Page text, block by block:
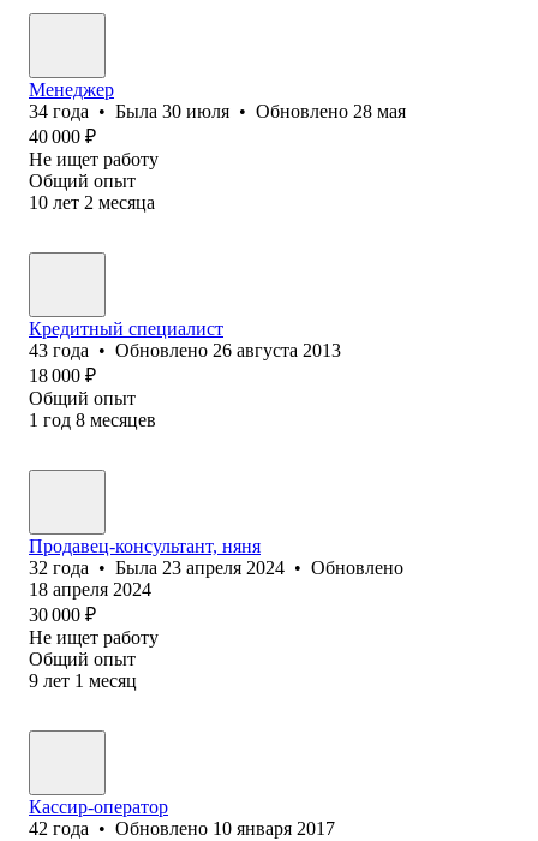
Менеджер
34 года • Была 30 июля • Обновлено 28 мая
40 000 ₽
Не ищет работу
Общий опыт
10 лет 2 месяца
Кредитный специалист
43 года • Обновлено 26 августа 2013
18 000 ₽
Общий опыт
1 год 8 месяцев
Продавец-консультант, няня
32 года • Была 23 апреля 2024 • Обновлено
18 апреля 2024
30 000 ₽
Не ищет работу
Общий опыт
9 лет 1 месяц
Кассир-оператор
42 года • Обновлено 10 января 2017